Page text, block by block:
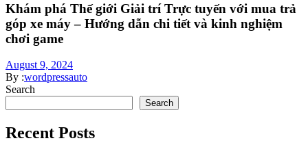
Khám phá Thế giới Giải trí Trực tuyến với mua trả
góp xe máy – Hướng dẫn chi tiết và kinh nghiệm
chơi game
August 9, 2024
By :wordpressauto
Search
Search
Recent Posts